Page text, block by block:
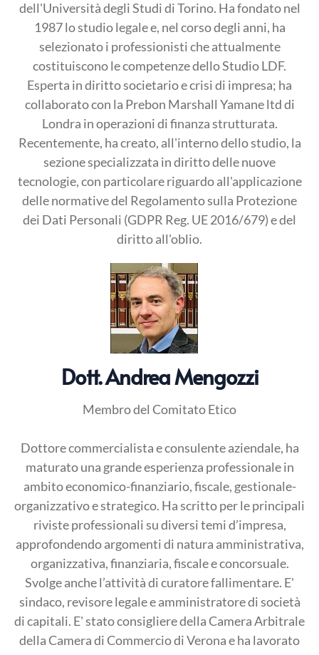
dell'Università degli Studi di Torino. Ha fondato nel
1987 lo studio legale e, nel corso degli anni, ha
selezionato i professionisti che attualmente
costituiscono le competenze dello Studio LDF.
Esperta in diritto societario e crisi di impresa; ha
collaborato con la Prebon Marshall Yamane ltd di
Londra in operazioni di finanza strutturata.
Recentemente, ha creato, all'interno dello studio, la
sezione specializzata in diritto delle nuove
tecnologie, con particolare riguardo all'applicazione
delle normative del Regolamento sulla Protezione
dei Dati Personali (GDPR Reg. UE 2016/679) e del
diritto all'oblio.
Dott. Andrea Mengozzi
Membro del Comitato Etico
Dottore commercialista e consulente aziendale, ha
maturato una grande esperienza professionale in
ambito economico-finanziario, fiscale, gestionale-
organizzativo e strategico. Ha scritto per le principali
riviste professionali su diversi temi d’impresa,
approfondendo argomenti di natura amministrativa,
organizzativa, finanziaria, fiscale e concorsuale.
Svolge anche l’attività di curatore fallimentare. E'
sindaco, revisore legale e amministratore di società
di capitali. E' stato consigliere della Camera Arbitrale
della Camera di Commercio di Verona e ha lavorato